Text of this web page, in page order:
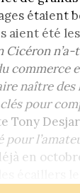
étaient
aient été
Cicéron
commerce
naître des
pour
Tony
en